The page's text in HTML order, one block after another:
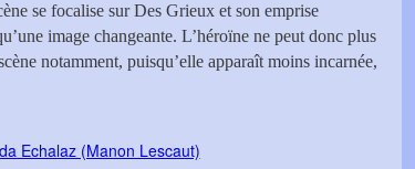
se focalise sur Des Grieux et son emprise
image changeante. L’héroïne ne peut donc plus
notamment, puisqu’elle apparaît moins incarnée,